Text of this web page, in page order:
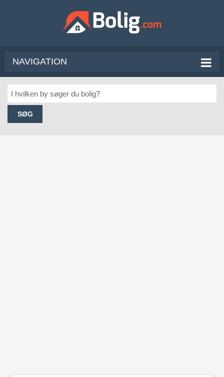
NAVIGATION
SØG